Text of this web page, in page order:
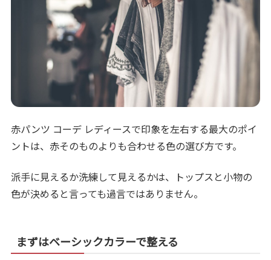
赤パンツ コーデ レディースで印象を左右する最大のポイ
ントは、赤そのものよりも合わせる色の選び方です。
派手に見えるか洗練して見えるかは、トップスと小物の
色が決めると言っても過言ではありません。
まずはベーシックカラーで整える